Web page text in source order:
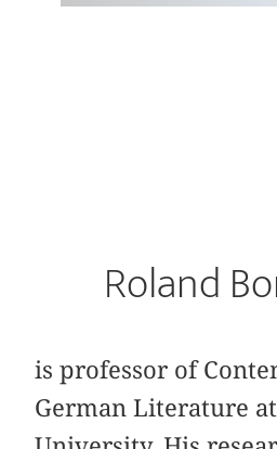
Roland
is professor of
German Literature